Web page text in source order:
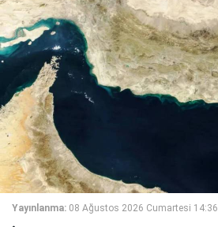
Yayınlanma: 08 Ağustos 2026 Cumartesi 14:36